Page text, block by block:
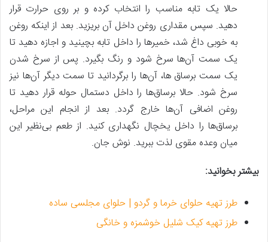
حالا یک تابه مناسب را انتخاب کرده و بر روی حرارت قرار
دهید. سپس مقداری روغن داخل آن بریزید. بعد از اینکه روغن
به خوبی داغ شد، خمیرها را داخل تابه بچینید و اجازه دهید تا
یک سمت آن‌ها سرخ شود و رنگ بگیرد. پس از سرخ شدن
یک سمت برساق ها، آن‌ها را برگردانید تا سمت دیگر آن‌ها نیز
سرخ شود. حالا برساق‌ها را داخل دستمال حوله قرار دهید تا
روغن اضافی آن‌ها خارج گردد. بعد از انجام این مراحل،
برساق‌ها را داخل یخچال نگهداری کنید. از طعم بی‌نظیر این
میان وعده مقوی لذت ببرید. نوش جان.
بیشتر بخوانید:
طرز تهیه حلوای خرما و گردو | حلوای مجلسی ساده
طرز تهیه کیک شلیل خوشمزه و خانگی